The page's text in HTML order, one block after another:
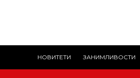
НОВИТЕТИ ЗАНИМЛИВОСТИ